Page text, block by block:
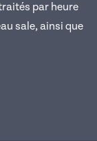
par heure
sale, ainsi que